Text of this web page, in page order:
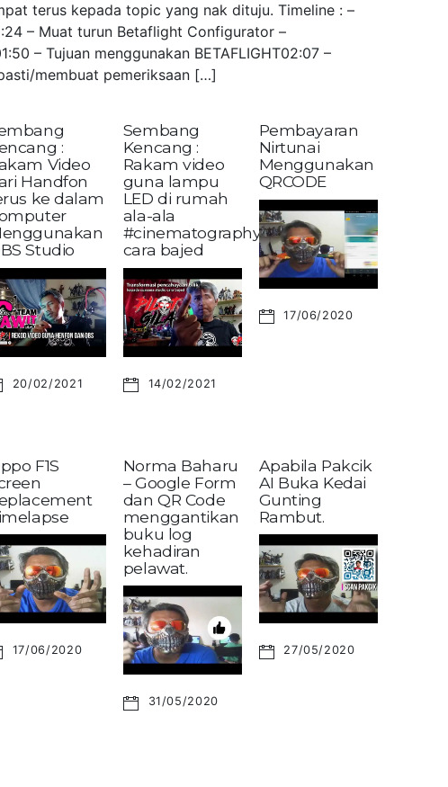
terus kepada topic yang nak dituju. Timeline : –
– Muat turun Betaflight Configurator –
– Tujuan menggunakan BETAFLIGHT02:07 –
membuat pemeriksaan […]
:
Video
Handfon
ke dalam
Studio
20/02/2021
Sembang
Kencang :
Rakam video
guna lampu
LED di rumah
ala-ala
#cinematography?
cara bajed
14/02/2021
Pembayaran
Nirtunai
Menggunakan
QRCODE
17/06/2020
F1S
17/06/2020
Norma Baharu
– Google Form
dan QR Code
menggantikan
buku log
kehadiran
pelawat.
31/05/2020
Apabila Pakcik
AI Buka Kedai
Gunting
Rambut.
27/05/2020